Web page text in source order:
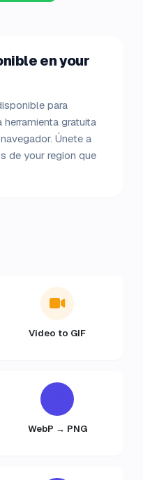
en your
para
gratuita
Únete a
de your region que
Video to GIF
WebP → PNG